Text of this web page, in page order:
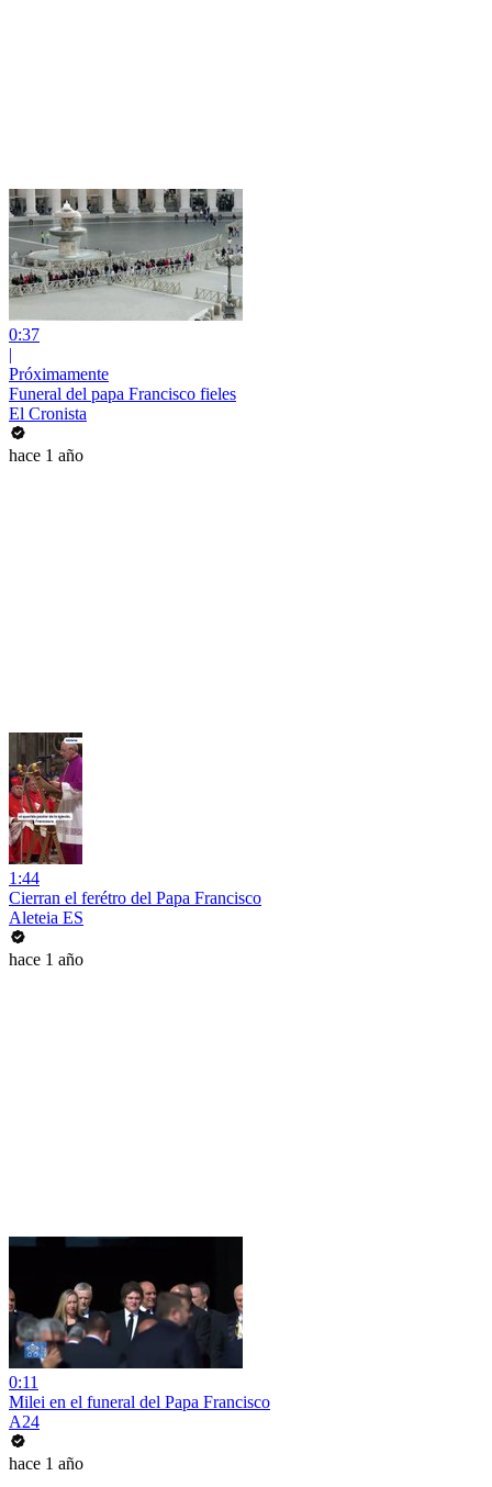
0:37
|
Próximamente
Funeral del papa Francisco fieles
El Cronista
hace 1 año
1:44
Cierran el ferétro del Papa Francisco
Aleteia ES
hace 1 año
0:11
Milei en el funeral del Papa Francisco
A24
hace 1 año